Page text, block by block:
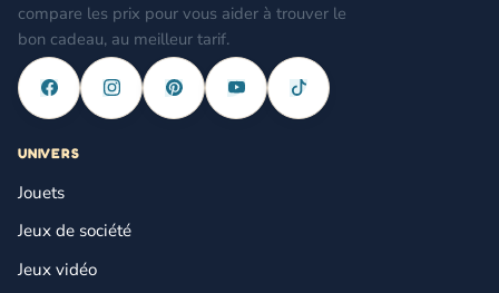
compare les prix pour vous aider à trouver le
bon cadeau, au meilleur tarif.
UNIVERS
Jouets
Jeux de société
Jeux vidéo